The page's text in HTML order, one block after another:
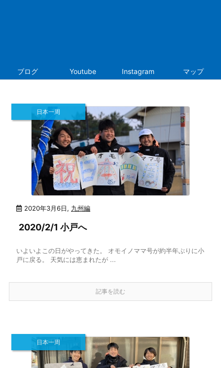
ブログ Youtube Instagram マップ
2020年3月6日
日本一周
, 九州編
2020/2/1 小戸へ
いよいよこの日がやってきた。 オモイノママ号が約半年ぶりに小
戸に戻る。 天気には恵まれたが ...
記事を読む
日本一周